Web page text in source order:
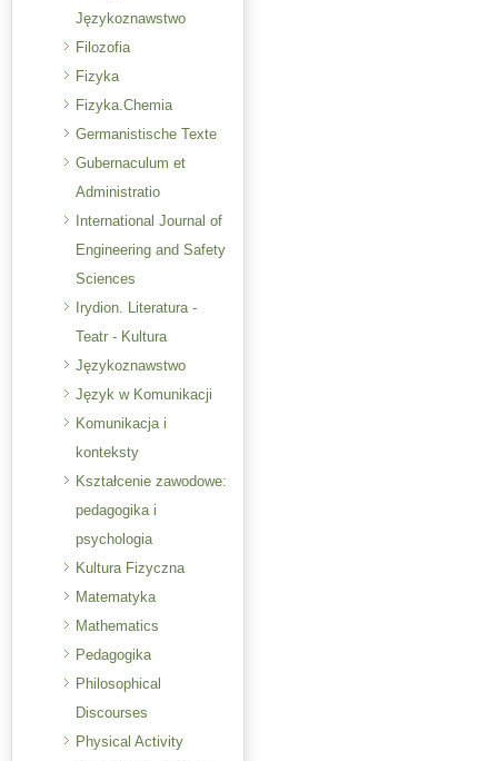
Językoznawstwo
Filozofia
Fizyka
Fizyka.Chemia
Germanistische Texte
Gubernaculum et
Administratio
International Journal of
Engineering and Safety
Sciences
Irydion. Literatura -
Teatr - Kultura
Językoznawstwo
Język w Komunikacji
Komunikacja i
konteksty
Kształcenie zawodowe:
pedagogika i
psychologia
Kultura Fizyczna
Matematyka
Mathematics
Pedagogika
Philosophical
Discourses
Physical Activity